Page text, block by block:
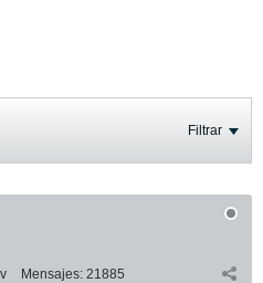
Filtrar
Mensajes: 21885